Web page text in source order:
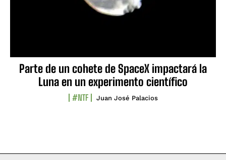
Parte de un cohete de SpaceX impactará la
Luna en un experimento científico
#NTF Juan José Palacios